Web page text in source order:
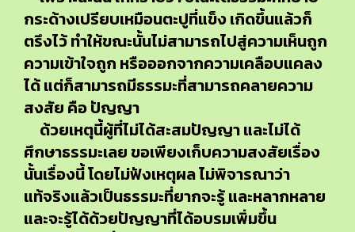
กระด้างเปรียบเหมือนตะปูที่แข็ง เกิดขึ้นแล้วก็
ตรึงไว้ ทำให้ขณะนั้นไม่สามารถไปสู่ความเห็นถูก
ความเข้าใจถูก หรือออกจากความเคลือบแคลง
ได้ แต่ก็สามารถมีธรรมะที่สามารถคลายความ
สงสัย คือ ปัญญา
ด้วยเหตุนี้ผู้ที่ไม่ได้สะสมปัญญา และไม่ได้
ศึกษาธรรมะเลย ขอเพียงเก็บความสงสัยเรื่อง
นั้นเรื่องนี้ โดยไม่ฟังเหตุผล ไม่พิจารณาว่า
แท้จริงแล้วเป็นธรรมะที่ยากจะรู้ และหลากหลาย
และจะรู้ได้ด้วยปัญญาที่ได้อบรมเพิ่มขึ้น